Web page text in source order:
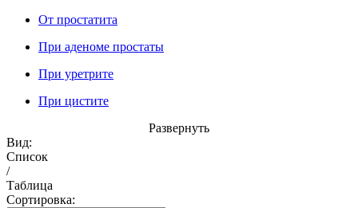
От простатита
При аденоме простаты
При уретрите
При цистите
Развернуть
Вид:
Список
/
Таблица
Сортировка: